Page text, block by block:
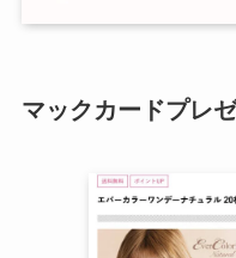
マックカードプレ